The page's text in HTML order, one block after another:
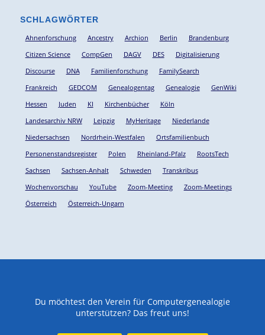
SCHLAGWÖRTER
Ahnenforschung Ancestry Archion Berlin
Brandenburg
Citizen Science
CompGen DAGV DES
Digitalisierung
Discourse
DNA Familienforschung
FamilySearch
Frankreich
GEDCOM Genealogentag Genealogie
GenWiki
Hessen
Juden KI Kirchenbücher
Köln
Landesarchiv NRW
Leipzig MyHeritage
Niederlande
Niedersachsen
Nordrhein-Westfalen
Ortsfamilienbuch
Personenstandsregister
Polen Rheinland-Pfalz
RootsTech
Sachsen
Sachsen-Anhalt Schweden
Transkribus
Wochenvorschau
YouTube Zoom-Meeting
Zoom-Meetings
Österreich
Österreich-Ungarn
Du möchtest den Verein für Computergenealogie
unterstützen? Das freut uns!